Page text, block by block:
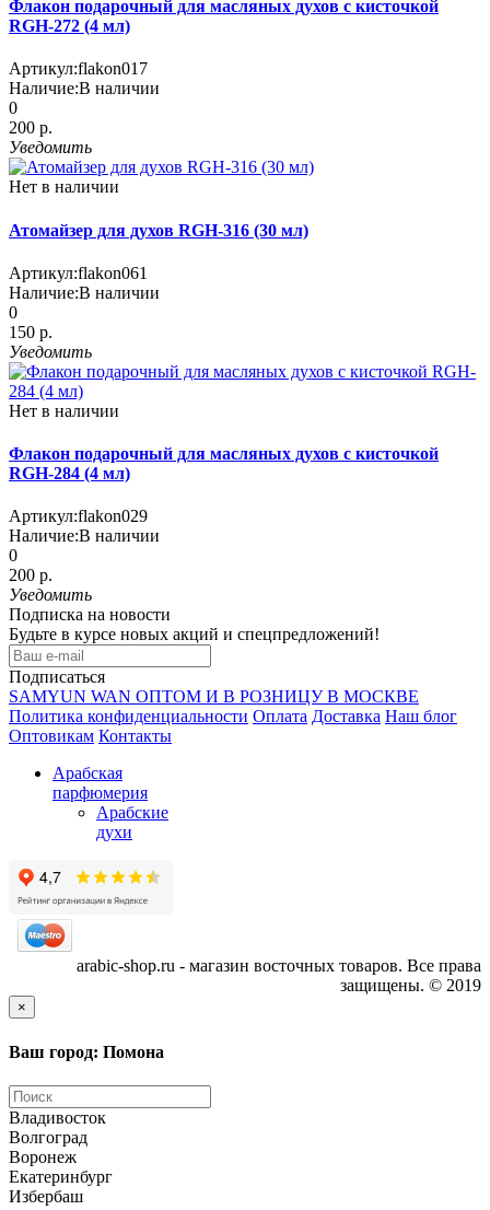
Флакон подарочный для масляных духов с кисточкой
RGH-272 (4 мл)
Артикул:flakon017
Наличие:В наличии
0
200 р.
Уведомить
Нет в наличии
Атомайзер для духов RGH-316 (30 мл)
Артикул:flakon061
Наличие:В наличии
0
150 р.
Уведомить
Нет в наличии
Флакон подарочный для масляных духов с кисточкой
RGH-284 (4 мл)
Артикул:flakon029
Наличие:В наличии
0
200 р.
Уведомить
Подписка на новости
Будьте в курсе новых акций и спецпредложений!
Подписаться
SAMYUN WAN ОПТОМ И В РОЗНИЦУ В МОСКВЕ
Политика конфиденциальности Оплата Доставка Наш блог
Оптовикам Контакты
Арабская
парфюмерия
Арабские
духи
arabic-shop.ru - магазин восточных товаров. Все права
защищены. © 2019
×
Ваш город: Помона
Владивосток
Волгоград
Воронеж
Екатеринбург
Избербаш